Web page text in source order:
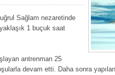
Kağan Bebek!
Bebek!
Bebek!
Sağlam nezaretinde
1 buçuk saat
antrenman 25
devam etti. Daha sonra